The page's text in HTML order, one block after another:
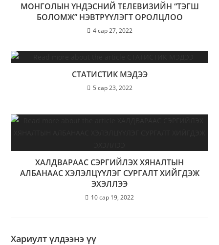
МОНГОЛЫН ҮНДЭСНИЙ ТЕЛЕВИЗИЙН “ТЭГШ
БОЛОМЖ” НЭВТРҮҮЛЭГТ ОРОЛЦЛОО
4 сар 27, 2022
СТАТИСТИК МЭДЭЭ
5 сар 23, 2022
ХАЛДВАРААС СЭРГИЙЛЭХ ХЯНАЛТЫН
АЛБАНААС ХЭЛЭЛЦҮҮЛЭГ СУРГАЛТ ХИЙГДЭЖ
ЭХЭЛЛЭЭ
10 сар 19, 2022
Хариулт үлдээнэ үү